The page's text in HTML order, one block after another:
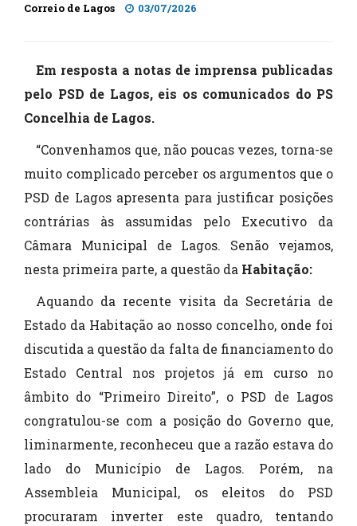
Correio de Lagos 03/07/2026
Em resposta a notas de imprensa publicadas
pelo PSD de Lagos, eis os comunicados do PS
Concelhia de Lagos.
“Convenhamos que, não poucas vezes, torna-se
muito complicado perceber os argumentos que o
PSD de Lagos apresenta para justificar posições
contrárias às assumidas pelo Executivo da
Câmara Municipal de Lagos. Senão vejamos,
nesta primeira parte, a questão da Habitação:
Aquando da recente visita da Secretária de
Estado da Habitação ao nosso concelho, onde foi
discutida a questão da falta de financiamento do
Estado Central nos projetos já em curso no
âmbito do “Primeiro Direito”, o PSD de Lagos
congratulou-se com a posição do Governo que,
liminarmente, reconheceu que a razão estava do
lado do Município de Lagos. Porém, na
Assembleia Municipal, os eleitos do PSD
procuraram inverter este quadro, tentando